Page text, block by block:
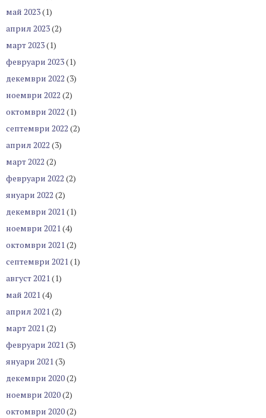
май 2023(1)
април 2023(2)
март 2023(1)
февруари 2023(1)
декември 2022 (3)
ноември 2022 (2)
октомври 2022 (1)
септември 2022 (2)
април 2022 (3)
март 2022 (2)
февруари 2022 (2)
януари 2022 (2)
декември 2021(1)
ноември 2021(4)
октомври 2021(2)
септември 2021(1)
август 2021(1)
май 2021(4)
април 2021(2)
март 2021(2)
февруари 2021(3)
януари 2021(3)
декември 2020(2)
ноември 2020(2)
октомври 2020(2)